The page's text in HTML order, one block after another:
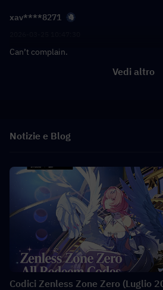
xav****8271
Can’t complain.
Vedi altro
Notizie e Blog
Codici Zenless Zone Zero (Luglio